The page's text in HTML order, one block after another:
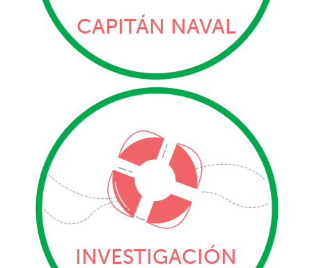
CAPITÁN NAVAL
INVESTIGACIÓN